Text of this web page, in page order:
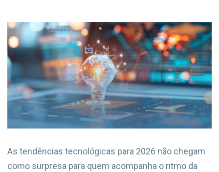
As tendências tecnológicas para 2026 não chegam
como surpresa para quem acompanha o ritmo da